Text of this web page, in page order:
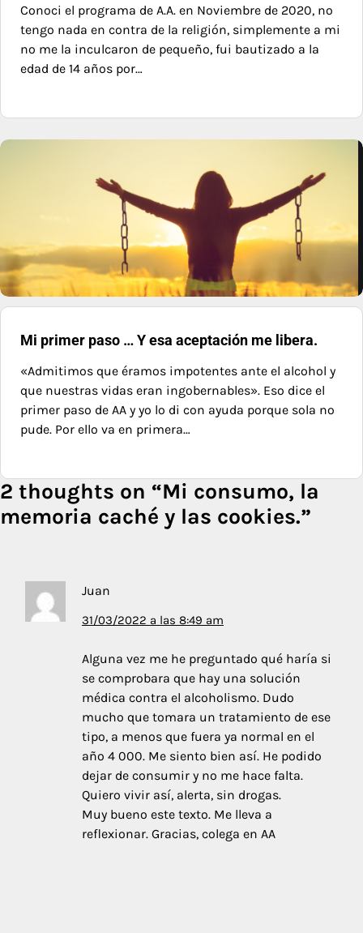
Conoci el programa de A.A. en Noviembre de 2020, no
tengo nada en contra de la religión, simplemente a mi
no me la inculcaron de pequeño, fui bautizado a la
edad de 14 años por…
Mi primer paso … Y esa aceptación me libera.
«Admitimos que éramos impotentes ante el alcohol y
que nuestras vidas eran ingobernables». Eso dice el
primer paso de AA y yo lo di con ayuda porque sola no
pude. Por ello va en primera…
2 thoughts on “Mi consumo, la
memoria caché y las cookies.”
Juan
31/03/2022 a las 8:49 am
Alguna vez me he preguntado qué haría si
se comprobara que hay una solución
médica contra el alcoholismo. Dudo
mucho que tomara un tratamiento de ese
tipo, a menos que fuera ya normal en el
año 4 000. Me siento bien así. He podido
dejar de consumir y no me hace falta.
Quiero vivir así, alerta, sin drogas.
Muy bueno este texto. Me lleva a
reflexionar. Gracias, colega en AA